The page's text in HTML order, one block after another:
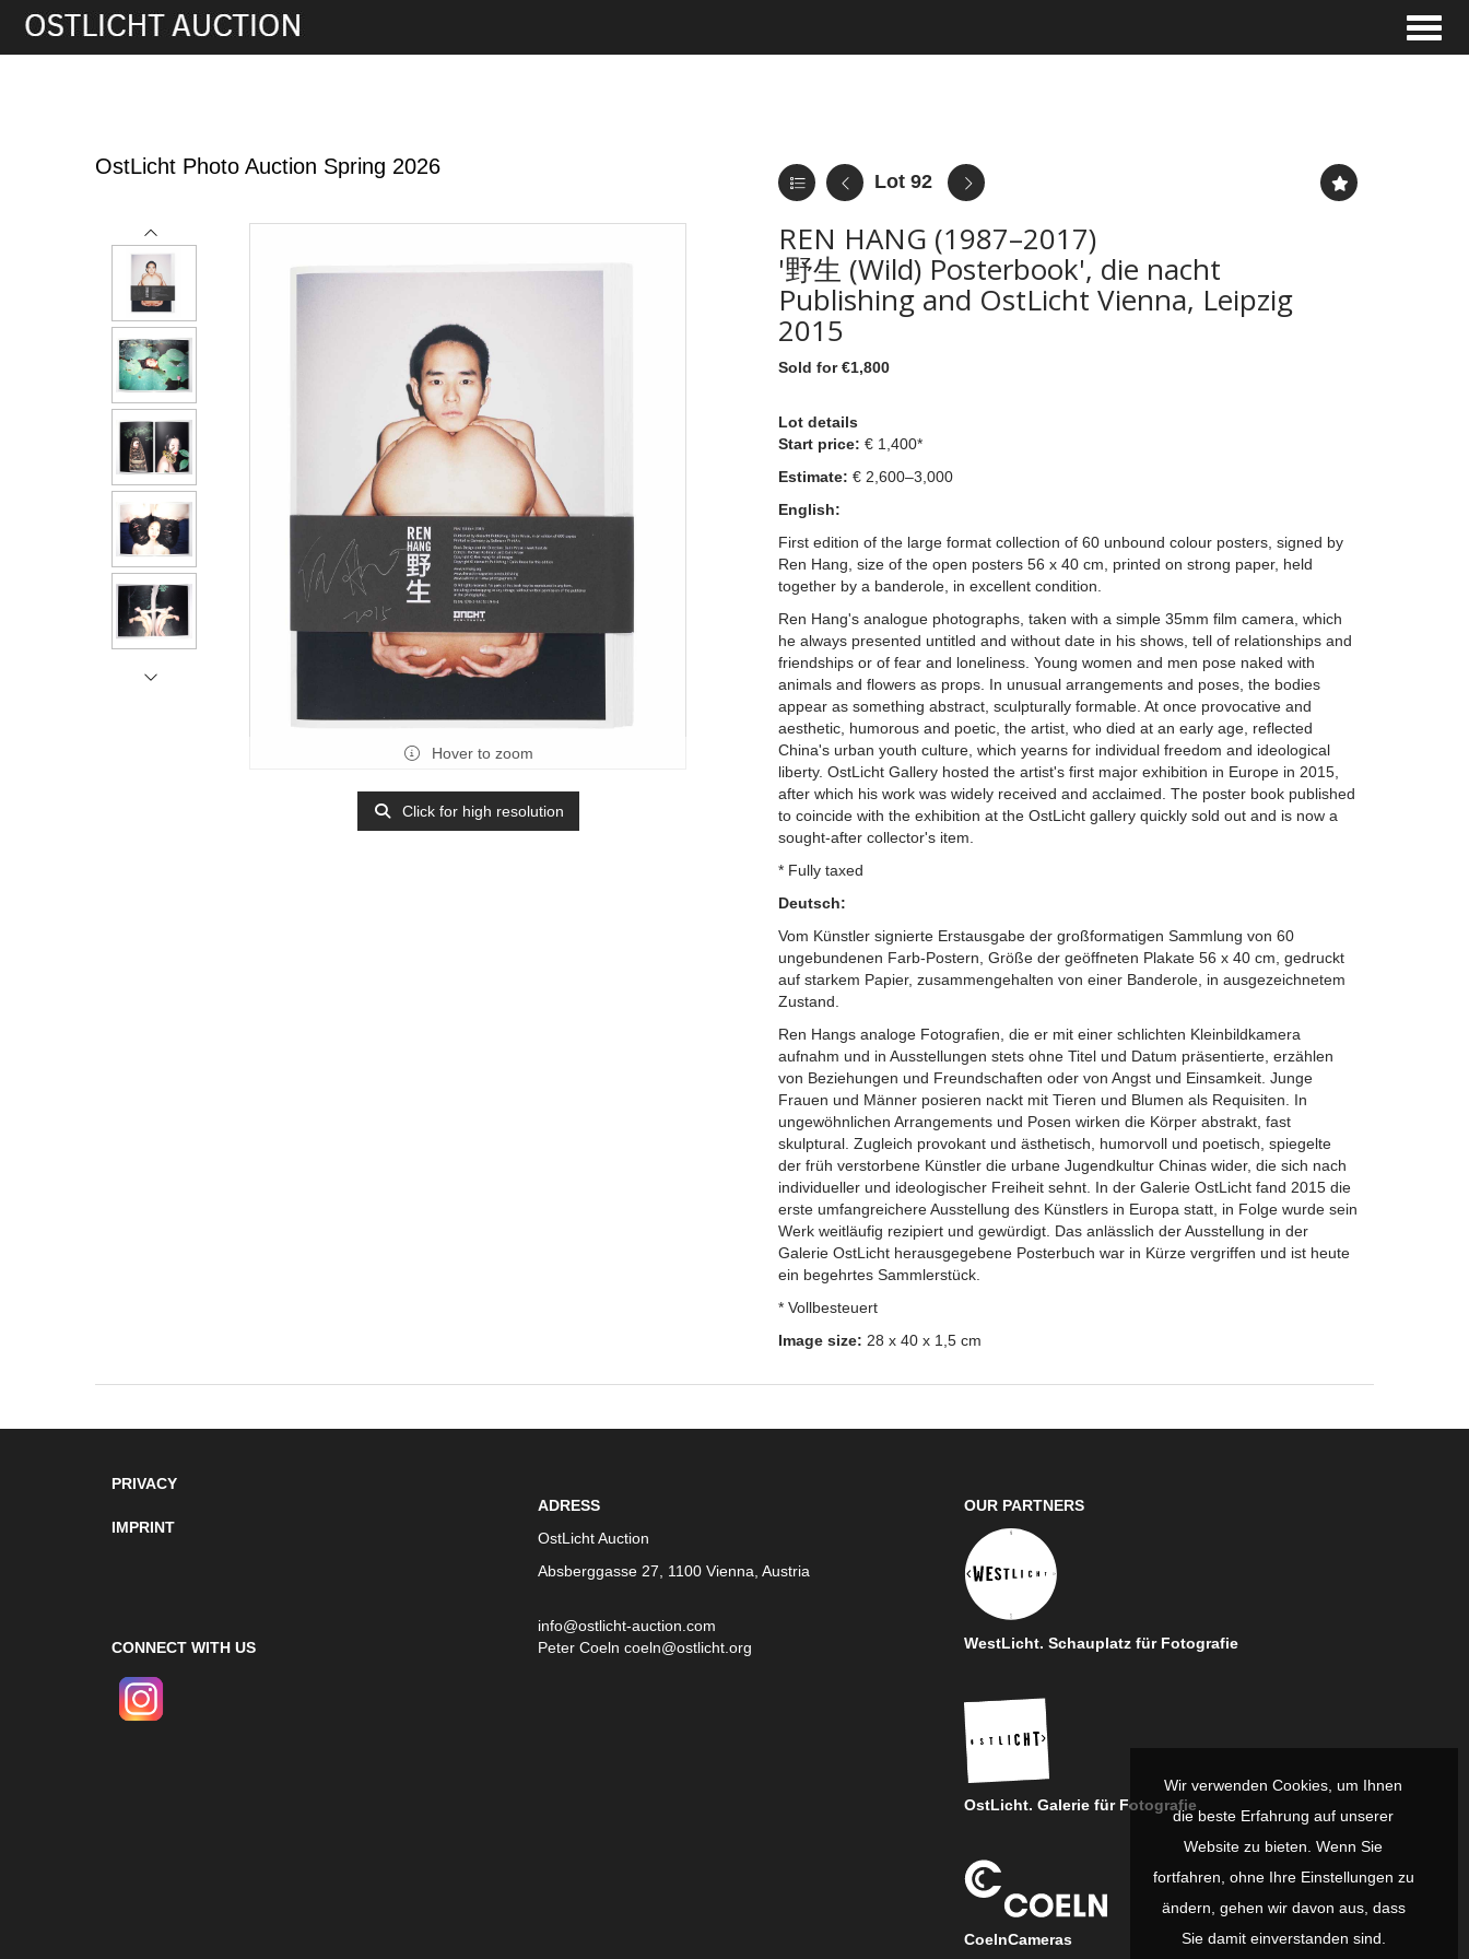
OstLicht Photo Auction Spring 2026
Lot 92
Hover to zoom
Click for high resolution
REN HANG (1987–2017)
'野生 (Wild) Posterbook', die nacht
Publishing and OstLicht Vienna, Leipzig
2015
Sold for €1,800
Lot details
Start price: € 1,400*
Estimate: € 2,600–3,000
English:
First edition of the large format collection of 60 unbound colour posters, signed by
Ren Hang, size of the open posters 56 x 40 cm, printed on strong paper, held
together by a banderole, in excellent condition.
Ren Hang's analogue photographs, taken with a simple 35mm film camera, which
he always presented untitled and without date in his shows, tell of relationships and
friendships or of fear and loneliness. Young women and men pose naked with
animals and flowers as props. In unusual arrangements and poses, the bodies
appear as something abstract, sculpturally formable. At once provocative and
aesthetic, humorous and poetic, the artist, who died at an early age, reflected
China's urban youth culture, which yearns for individual freedom and ideological
liberty. OstLicht Gallery hosted the artist's first major exhibition in Europe in 2015,
after which his work was widely received and acclaimed. The poster book published
to coincide with the exhibition at the OstLicht gallery quickly sold out and is now a
sought-after collector's item.
* Fully taxed
Deutsch:
Vom Künstler signierte Erstausgabe der großformatigen Sammlung von 60
ungebundenen Farb-Postern, Größe der geöffneten Plakate 56 x 40 cm, gedruckt
auf starkem Papier, zusammengehalten von einer Banderole, in ausgezeichnetem
Zustand.
Ren Hangs analoge Fotografien, die er mit einer schlichten Kleinbildkamera
aufnahm und in Ausstellungen stets ohne Titel und Datum präsentierte, erzählen
von Beziehungen und Freundschaften oder von Angst und Einsamkeit. Junge
Frauen und Männer posieren nackt mit Tieren und Blumen als Requisiten. In
ungewöhnlichen Arrangements und Posen wirken die Körper abstrakt, fast
skulptural. Zugleich provokant und ästhetisch, humorvoll und poetisch, spiegelte
der früh verstorbene Künstler die urbane Jugendkultur Chinas wider, die sich nach
individueller und ideologischer Freiheit sehnt. In der Galerie OstLicht fand 2015 die
erste umfangreichere Ausstellung des Künstlers in Europa statt, in Folge wurde sein
Werk weitläufig rezipiert und gewürdigt. Das anlässlich der Ausstellung in der
Galerie OstLicht herausgegebene Posterbuch war in Kürze vergriffen und ist heute
ein begehrtes Sammlerstück.
* Vollbesteuert
Image size: 28 x 40 x 1,5 cm
PRIVACY
IMPRINT
CONNECT WITH US
ADRESS
OstLicht Auction
Absberggasse 27, 1100 Vienna, Austria
info@ostlicht-auction.com
Peter Coeln coeln@ostlicht.org
OUR PARTNERS
WestLicht. Schauplatz für Fotografie
OstLicht. Galerie für Fotografie
CoelnCameras
Wir verwenden Cookies, um Ihnen
die beste Erfahrung auf unserer
Website zu bieten. Wenn Sie
fortfahren, ohne Ihre Einstellungen zu
ändern, gehen wir davon aus, dass
Sie damit einverstanden sind.